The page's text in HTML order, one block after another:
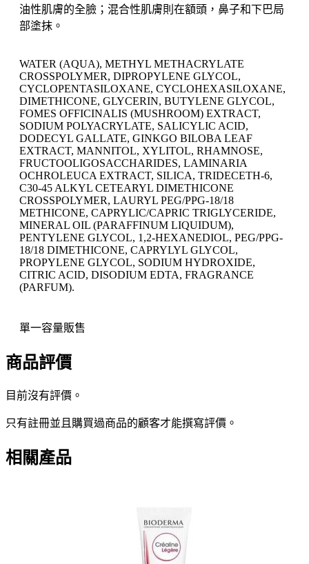
油性肌膚的全臉；混合性肌膚則在額頭，鼻子和下巴局
部塗抹。
WATER (AQUA), METHYL METHACRYLATE
CROSSPOLYMER, DIPROPYLENE GLYCOL,
CYCLOPENTASILOXANE, CYCLOHEXASILOXANE,
DIMETHICONE, GLYCERIN, BUTYLENE GLYCOL,
FOMES OFFICINALIS (MUSHROOM) EXTRACT,
SODIUM POLYACRYLATE, SALICYLIC ACID,
DODECYL GALLATE, GINKGO BILOBA LEAF
EXTRACT, MANNITOL, XYLITOL, RHAMNOSE,
FRUCTOOLIGOSACCHARIDES, LAMINARIA
OCHROLEUCA EXTRACT, SILICA, TRIDECETH-6,
C30-45 ALKYL CETEARYL DIMETHICONE
CROSSPOLYMER, LAURYL PEG/PPG-18/18
METHICONE, CAPRYLIC/CAPRIC TRIGLYCERIDE,
MINERAL OIL (PARAFFINUM LIQUIDUM),
PENTYLENE GLYCOL, 1,2-HEXANEDIOL, PEG/PPG-
18/18 DIMETHICONE, CAPRYLYL GLYCOL,
PROPYLENE GLYCOL, SODIUM HYDROXIDE,
CITRIC ACID, DISODIUM EDTA, FRAGRANCE
(PARFUM).
單一容量販售
商品評價
目前沒有評價。
只有註冊並且購買過商品的顧客才能撰寫評價。
相關產品